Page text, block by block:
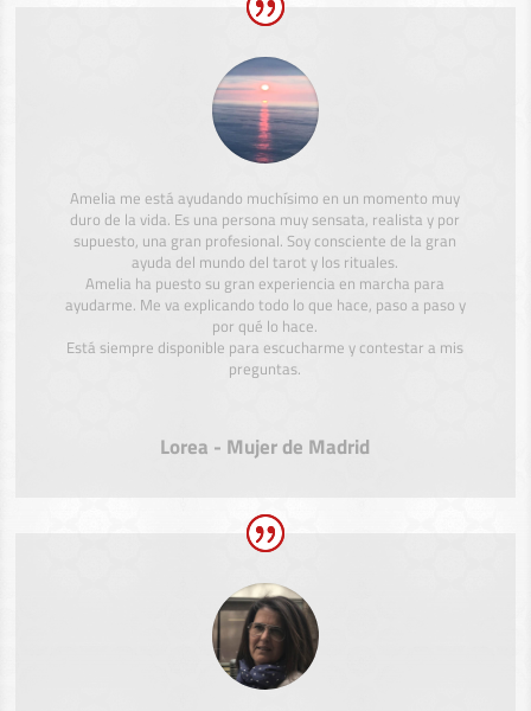
Amelia me está ayudando muchísimo en un momento muy
duro de la vida. Es una persona muy sensata, realista y por
supuesto, una gran profesional. Soy consciente de la gran
ayuda del mundo del tarot y los rituales.
Amelia ha puesto su gran experiencia en marcha para
ayudarme. Me va explicando todo lo que hace, paso a paso y
por qué lo hace.
Está siempre disponible para escucharme y contestar a mis
preguntas.
Lorea - Mujer de Madrid